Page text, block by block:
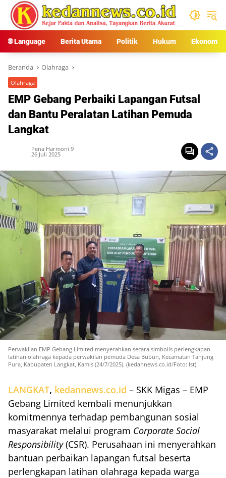
Langsung
konten
🌐 Language Berita Utama Politik Hukum Ekonomi
Beranda Olahraga
Olahraga
EMP Gebang Perbaiki Lapangan Futsal
dan Bantu Peralatan Latihan Pemuda
Langkat
Pena Harmoni 9
26 Juli 2025
Perwakilan EMP Gebang Limited menyerahkan secara simbolis perlengkapan
latihan olahraga kepada perwakilan pemuda Desa Bubun, Kecamatan Tanjung
Pura, Kabupaten Langkat, Kamis (24/7/2025). (kedannews.co.id/Foto: Ist).
LANGKAT, kedannews.co.id – SKK Migas – EMP
Gebang Limited kembali menunjukkan
komitmennya terhadap pembangunan sosial
masyarakat melalui program Corporate Social
Responsibility(CSR). Perusahaan ini menyerahkan
bantuan perbaikan lapangan futsal beserta
perlengkapan latihan olahraga kepada warga